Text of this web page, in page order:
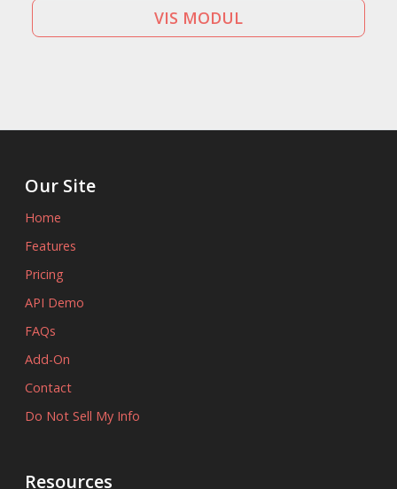
VIS MODUL
Our Site
Home
Features
Pricing
API Demo
FAQs
Add-On
Contact
Do Not Sell My Info
Resources